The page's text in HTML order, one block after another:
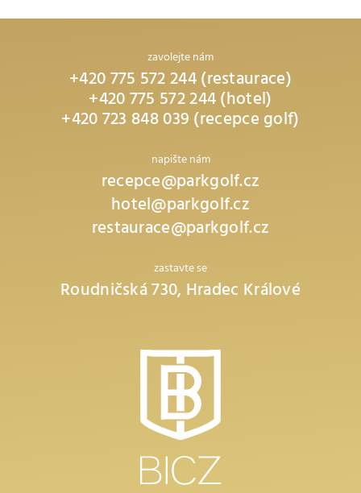
zavolejte nám
+420 775 572 244 (restaurace)
+420 775 572 244 (hotel)
+420 723 848 039 (recepce golf)
napište nám
recepce@parkgolf.cz
hotel@parkgolf.cz
restaurace@parkgolf.cz
zastavte se
Roudničská 730, Hradec Králové